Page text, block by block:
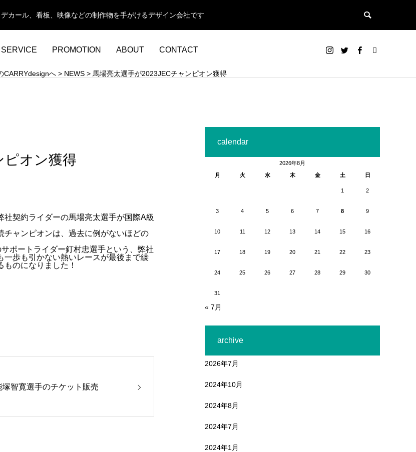
カール、看板、映像などの制作物を手がけるデザイン会社です
SERVICE PROMOTION ABOUT CONTACT
CARRYdesignへ > NEWS > 馬場亮太選手が2023JECチャンピオン獲得
ピオン獲得
契約ライダーの馬場亮太選手が国際A級
ャンピオンは、過去に例がないほどの
ポートライダー釘村忠選手という、弊社
歩も引かない熱いレースが最後まで繰
のになりました！
塚智寛選手のチケット販売
calendar
2026年8月
月
火 水 木 金 土 日
1 2
3 4 5 6 7 8 9
10 11 12 13 14 15 16
17 18 19 20 21 22 23
24 25 26 27 28 29 30
31
« 7月
archive
2026年7月
2024年10月
2024年8月
2024年7月
2024年1月